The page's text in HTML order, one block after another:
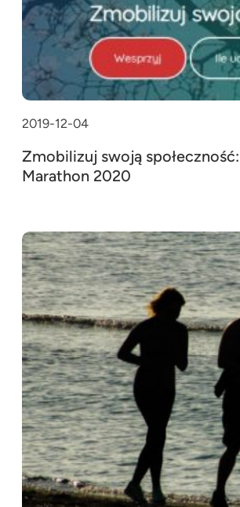
2019-12-04
Zmobilizuj swoją
Marathon 2020